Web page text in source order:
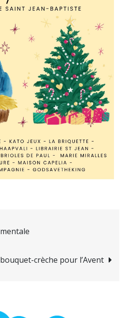
crèche pour l’Avent